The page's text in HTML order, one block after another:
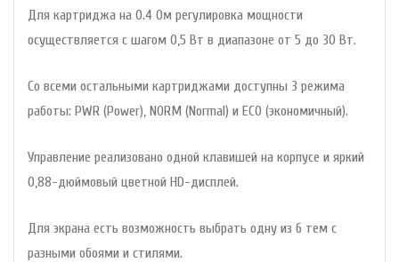
Для картриджа на 0.4 Ом регулировка мощности
осуществляется с шагом 0,5 Вт в диапазоне от 5 до 30 Вт.
Со всеми остальными картриджами доступны 3 режима
работы: PWR (Power), NORM (Normal) и ECO (экономичный).
Управление реализовано одной клавишей на корпусе и яркий
0,88-дюймовый цветной HD-дисплей.
Для экрана есть возможность выбрать одну из 6 тем с
разными обоями и стилями.